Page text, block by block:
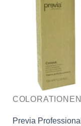
COLORATIONEN
Previa